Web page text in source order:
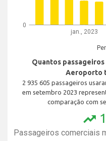
jan., 2023
0
Quantos
Aeroporto
2 935 605 passageiros
em setembro 2023
comparação com
trending_up
Passageiros comerciais